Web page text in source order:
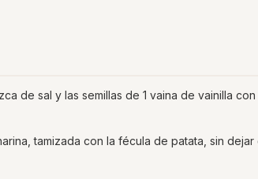
de sal y las semillas de 1 vaina de vainilla
tamizada con la fécula de patata, sin